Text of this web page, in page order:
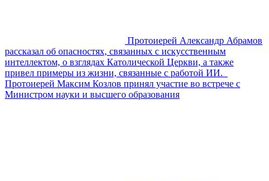
Протоиерей Александр Абрамов
рассказал об опасностях, связанных с искусственным
интеллектом, о взглядах Католической Церкви, а также
привел примеры из жизни, связанные с работой ИИ.
Протоиерей Максим Козлов принял участие во встрече с
Министром науки и высшего образования